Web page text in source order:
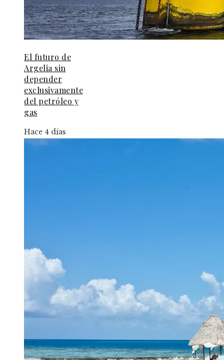
El futuro de
Argelia sin
depender
exclusivamente
del petróleo y
gas
Hace 4 días